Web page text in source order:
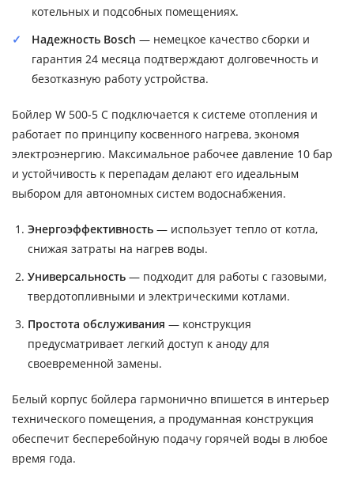
котельных и подсобных помещениях.
Надежность Bosch — немецкое качество сборки и
гарантия 24 месяца подтверждают долговечность и
безотказную работу устройства.
Бойлер W 500-5 C подключается к системе отопления и
работает по принципу косвенного нагрева, экономя
электроэнергию. Максимальное рабочее давление 10 бар
и устойчивость к перепадам делают его идеальным
выбором для автономных систем водоснабжения.
Энергоэффективность — использует тепло от котла,
снижая затраты на нагрев воды.
Универсальность — подходит для работы с газовыми,
твердотопливными и электрическими котлами.
Простота обслуживания — конструкция
предусматривает легкий доступ к аноду для
своевременной замены.
Белый корпус бойлера гармонично впишется в интерьер
технического помещения, а продуманная конструкция
обеспечит бесперебойную подачу горячей воды в любое
время года.